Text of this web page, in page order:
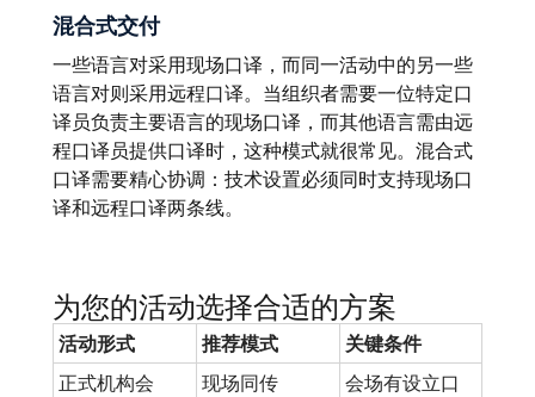
混合式交付
一些语言对采用现场口译，而同一活动中的另一些
语言对则采用远程口译。当组织者需要一位特定口
译员负责主要语言的现场口译，而其他语言需由远
程口译员提供口译时，这种模式就很常见。混合式
口译需要精心协调：技术设置必须同时支持现场口
译和远程口译两条线。
为您的活动选择合适的方案
活动形式 推荐模式
关键条件
正式机构会
现场同传
会场有设立口